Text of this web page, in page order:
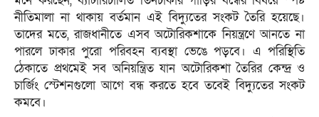
নীতিমালা না থাকায় বর্তমান এই বিদ্যুতের সংকট তৈরি হয়েছে।
তাদের মতে, রাজধানীতে এসব অটোরিকশাকে নিয়ন্ত্রণে আনতে না
পারলে ঢাকার পুরো পরিবহন ব্যবস্থা ভেঙে পড়বে। এ পরিস্থিতি
ঠেকাতে প্রথমেই সব অনিয়ন্ত্রিত যান অটোরিকশা তৈরির কেন্দ্র ও
চার্জিং স্টেশনগুলো আগে বন্ধ করতে হবে তবেই বিদ্যুতের সংকট
কমবে।